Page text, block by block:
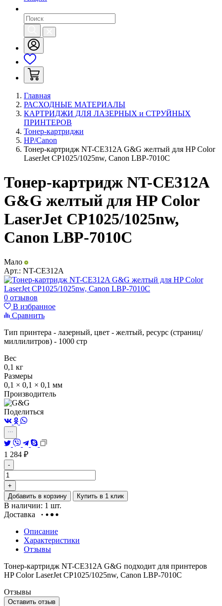
Главная
РАСХОДНЫЕ МАТЕРИАЛЫ
КАРТРИДЖИ ДЛЯ ЛАЗЕРНЫХ и СТРУЙНЫХ
ПРИНТЕРОВ
Тонер-картриджи
HP/Canon
Тонер-картридж NT-CE312A G&G желтый для HP Color
LaserJet CP1025/1025nw, Canon LBP-7010C
Тонер-картридж NT-CE312A
G&G желтый для HP Color
LaserJet CP1025/1025nw,
Canon LBP-7010C
Мало
Арт.: NT-CE312A
0 отзывов
В избранное
Сравнить
Тип принтера - лазерный, цвет - желтый, ресурс (страниц/
миллилитров) - 1000 стр
Вес
0,1 кг
Размеры
0,1 × 0,1 × 0,1 мм
Производитель
Поделиться
1 284 ₽
-
+
Добавить в корзину
Купить в 1 клик
В наличии: 1 шт.
Доставка
Описание
Характеристики
Отзывы
Тонер-картридж NT-CE312A G&G подходит для принтеров
HP Color LaserJet CP1025/1025nw, Canon LBP-7010C
Отзывы
Оставить отзыв